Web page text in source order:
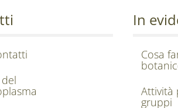
In
Cosa
Attività
gruppi